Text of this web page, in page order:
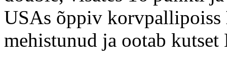
USAs õppiv korvpallipoiss
mehistunud ja ootab kutset